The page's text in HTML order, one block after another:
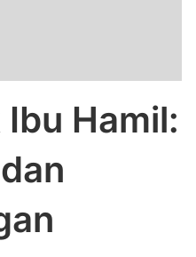
Hamil: